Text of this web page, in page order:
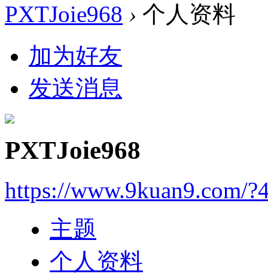
PXTJoie968 › 个人资料
加为好友
发送消息
PXTJoie968
https://www.9kuan9.com/
主题
个人资料